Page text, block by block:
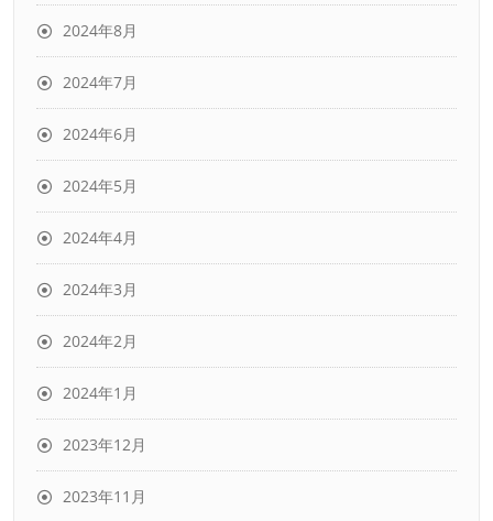
2024年8月
2024年7月
2024年6月
2024年5月
2024年4月
2024年3月
2024年2月
2024年1月
2023年12月
2023年11月